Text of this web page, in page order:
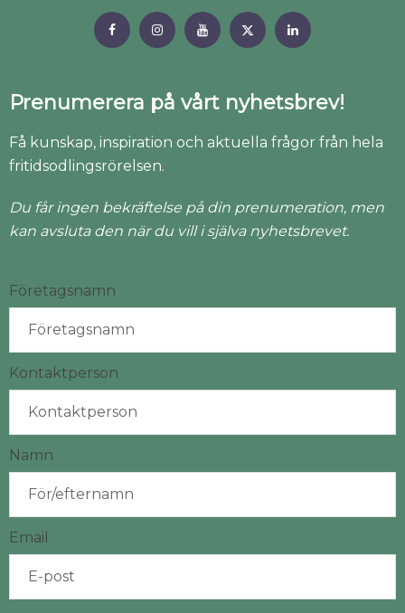
Prenumerera på vårt nyhetsbrev!
Få kunskap, inspiration och aktuella frågor från hela
fritidsodlingsrörelsen.
Du får ingen bekräftelse på din prenumeration, men
kan avsluta den när du vill i själva nyhetsbrevet.
Företagsnamn
Kontaktperson
Namn
Email